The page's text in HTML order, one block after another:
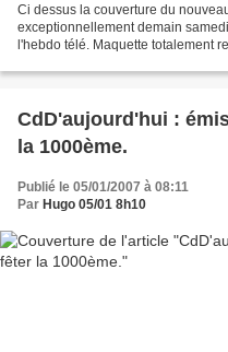
Ci dessus la couverture du
exceptionnellement demain
l'hebdo télé. Maquette totalement
CdD'aujourd'hui :
la 1000ème.
Publié le 05/01/2007 à 08:11
Par Hugo 05/01 8h10